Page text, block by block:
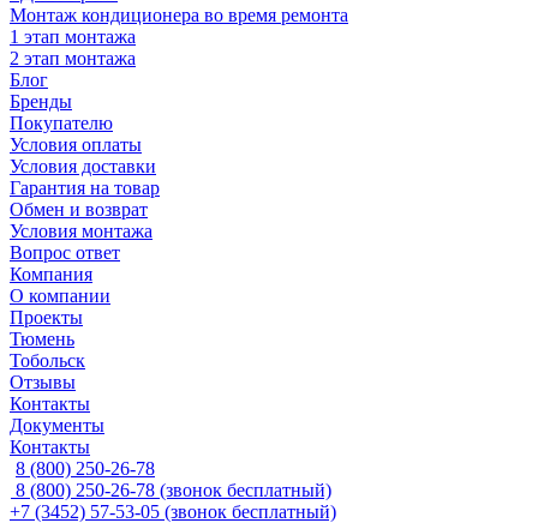
Монтаж кондиционера во время ремонта
1 этап монтажа
2 этап монтажа
Блог
Бренды
Покупателю
Условия оплаты
Условия доставки
Гарантия на товар
Обмен и возврат
Условия монтажа
Вопрос ответ
Компания
О компании
Проекты
Тюмень
Тобольск
Отзывы
Контакты
Документы
Контакты
8 (800) 250-26-78
8 (800) 250-26-78 (звонок бесплатный)
+7 (3452) 57-53-05 (звонок бесплатный)